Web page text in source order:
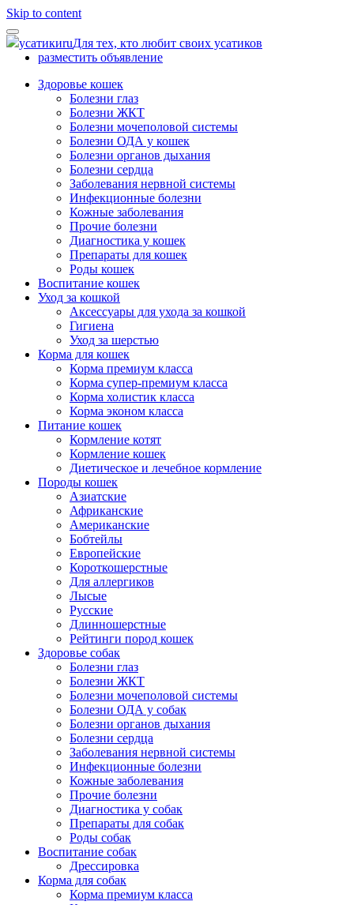
Skip to content
усатикиruДля тех, кто любит своих усатиков
разместить объявление
Здоровье кошек
Болезни глаз
Болезни ЖКТ
Болезни мочеполовой системы
Болезни ОДА у кошек
Болезни органов дыхания
Болезни сердца
Заболевания нервной системы
Инфекционные болезни
Кожные заболевания
Прочие болезни
Диагностика у кошек
Препараты для кошек
Роды кошек
Воспитание кошек
Уход за кошкой
Аксессуары для ухода за кошкой
Гигиена
Уход за шерстью
Корма для кошек
Корма премиум класса
Корма супер-премиум класса
Корма холистик класса
Корма эконом класса
Питание кошек
Кормление котят
Кормление кошек
Диетическое и лечебное кормление
Породы кошек
Азиатские
Африканские
Американские
Бобтейлы
Европейские
Короткошерстные
Для аллергиков
Лысые
Русские
Длинношерстные
Рейтинги пород кошек
Здоровье собак
Болезни глаз
Болезни ЖКТ
Болезни мочеполовой системы
Болезни ОДА у собак
Болезни органов дыхания
Болезни сердца
Заболевания нервной системы
Инфекционные болезни
Кожные заболевания
Прочие болезни
Диагностика у собак
Препараты для собак
Роды собак
Воспитание собак
Дрессировка
Корма для собак
Корма премиум класса